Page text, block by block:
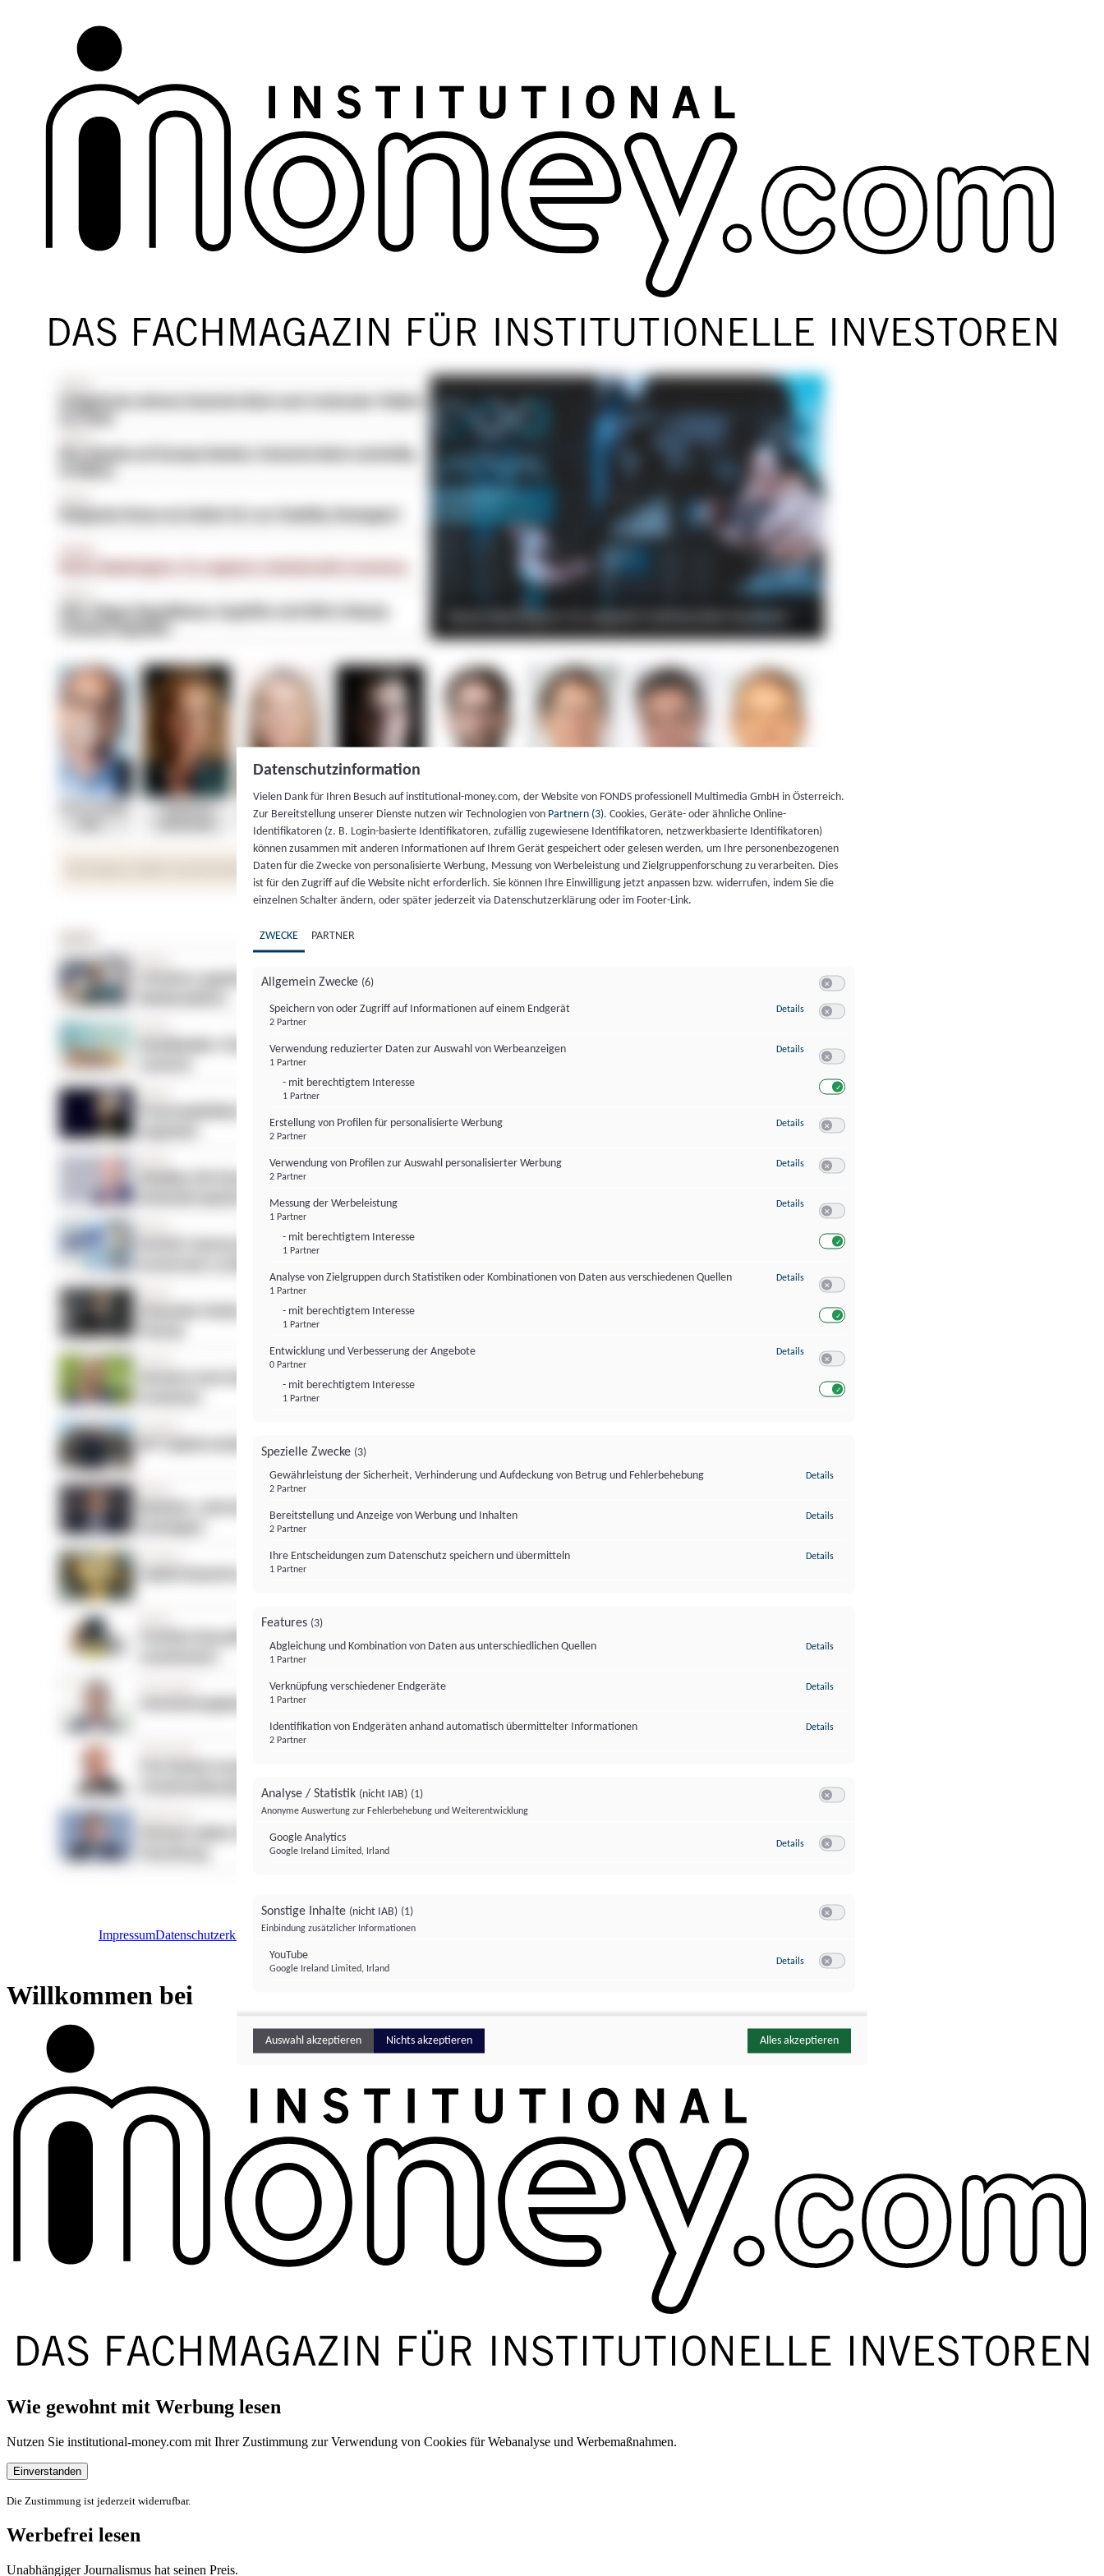
ImpressumDatenschutzerklärungDatenschutzeinstellungen
Willkommen bei
Wie gewohnt mit Werbung lesen
Nutzen Sie institutional-money.com mit Ihrer Zustimmung zur Verwendung von Cookies für Webanalyse und Werbemaßnahmen.
Einverstanden
Die Zustimmung ist jederzeit widerrufbar.
Werbefrei lesen
Unabhängiger Journalismus hat seinen Preis.
Datenschutzinformation
Vielen Dank für Ihren Besuch auf institutional-money.com, der Website von FONDS professionell Multimedia GmbH in Österreich.
Zur Bereitstellung unserer Dienste nutzen wir Technologien von Partnern (3). Cookies, Geräte- oder ähnliche Online-
Identifikatoren (z. B. Login-basierte Identifikatoren, zufällig zugewiesene Identifikatoren, netzwerkbasierte Identifikatoren)
können zusammen mit anderen Informationen auf Ihrem Gerät gespeichert oder gelesen werden, um Ihre personenbezogenen
Daten für die Zwecke von personalisierte Werbung, Messung von Werbeleistung und Zielgruppenforschung zu verarbeiten. Dies
ist für den Zugriff auf die Website nicht erforderlich. Sie können Ihre Einwilligung jetzt anpassen bzw. widerrufen, indem Sie die
einzelnen Schalter ändern, oder später jederzeit via Datenschutzerklärung oder im Footer-Link.
ZWECKE PARTNER
Allgemein Zwecke (6)
Speichern von oder Zugriff auf Informationen auf einem Endgerät
2 Partner
Details zu Speichern von oder Zugriff auf Informationen auf einem Endgerät
Verwendung reduzierter Daten zur Auswahl von Werbeanzeigen
1 Partner
- mit berechtigtem Interesse
1 Partner
Details zu Verwendung reduzierter Daten zur Auswahl von Werbeanzeigen
Erstellung von Profilen für personalisierte Werbung
2 Partner
Details zu Erstellung von Profilen für personalisierte Werbung
Verwendung von Profilen zur Auswahl personalisierter Werbung
2 Partner
Details zu Verwendung von Profilen zur Auswahl personalisierter Werbung
Messung der Werbeleistung
1 Partner
- mit berechtigtem Interesse
1 Partner
Details zu Messung der Werbeleistung
Analyse von Zielgruppen durch Statistiken oder Kombinationen von Daten aus verschiedenen Quellen
1 Partner
- mit berechtigtem Interesse
1 Partner
Details zu Analyse von Zielgruppen durch Statistiken oder Kombinationen von
Entwicklung und Verbesserung der Angebote
0 Partner
- mit berechtigtem Interesse
1 Partner
Details zu Entwicklung und Verbesserung der Angebote
Spezielle Zwecke (3)
Gewährleistung der Sicherheit, Verhinderung und Aufdeckung von Betrug und Fehlerbehebung
2 Partner
Details
Bereitstellung und Anzeige von Werbung und Inhalten
2 Partner
Details
Ihre Entscheidungen zum Datenschutz speichern und übermitteln
1 Partner
Details
Features (3)
Abgleichung und Kombination von Daten aus unterschiedlichen Quellen
1 Partner
Details
Verknüpfung verschiedener Endgeräte
1 Partner
Details
Identifikation von Endgeräten anhand automatisch übermittelter Informationen
2 Partner
Details
Analyse / Statistik (nicht IAB) (1)
Anonyme Auswertung zur Fehlerbehebung und Weiterentwicklung
Google Analytics
Google Ireland Limited, Irland
Details zu Google Analytics
Sonstige Inhalte (nicht IAB) (1)
Einbindung zusätzlicher Informationen
YouTube
Google Ireland Limited, Irland
Details zu YouTube
Auswahl akzeptieren Nichts akzeptieren Alles akzeptieren